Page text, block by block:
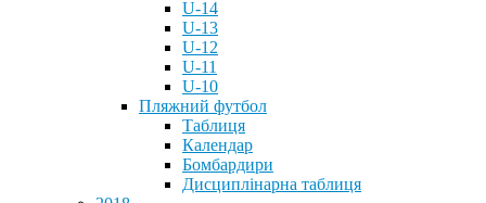
U-14
U-13
U-12
U-11
U-10
Пляжний футбол
Таблиця
Календар
Бомбардири
Дисциплінарна таблиця